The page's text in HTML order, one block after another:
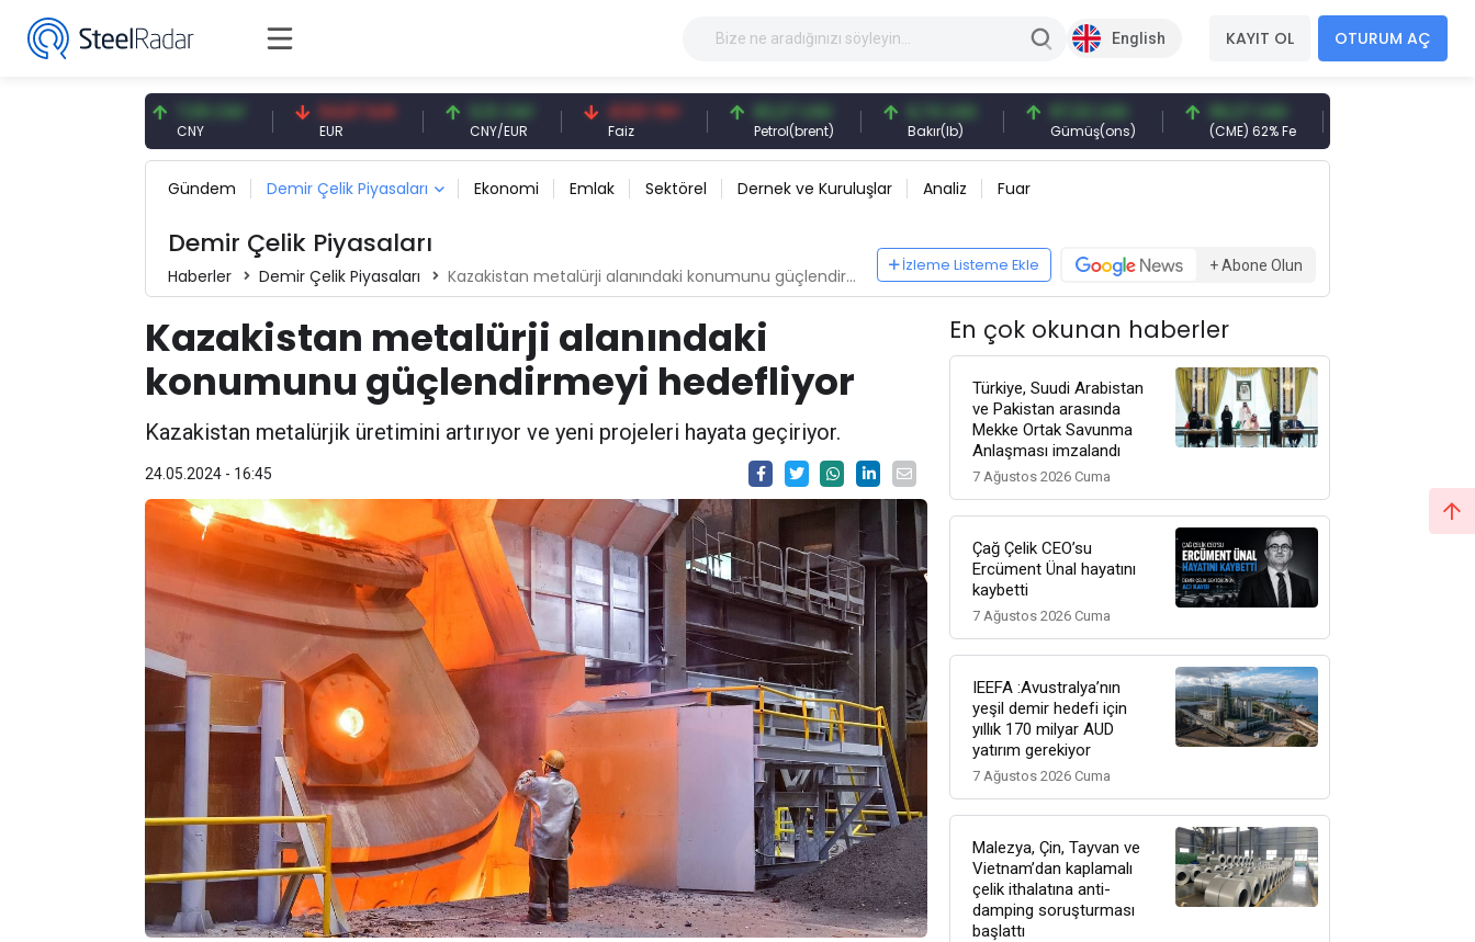
English KAYIT OL OTURUM AÇ
7,09 CNY 54,87 EUR
EUR
0,13 CNY
CNY/EUR
41,53 TRY
Faiz
83,27 USD
Petrol(brent)
6,74 USD
Bakır(lb)
97,32 USD
Gümüş(ons)
96,27 USD
(CME) 62% Fe
377,25 USD
Gemi Söküm
Gündem Demir Çelik Piyasaları Ekonomi Emlak Sektörel Dernek ve Kuruluşlar Analiz Fuar
Demir Çelik Piyasaları
Haberler Demir Çelik Piyasaları Kazakistan metalürji alanındaki konumunu güçlendirmeyi hedefliyor
İzleme Listeme Ekle + Abone Olun
Kazakistan metalürji alanındaki
konumunu güçlendirmeyi hedefliyor
Kazakistan metalürjik üretimini artırıyor ve yeni projeleri hayata geçiriyor.
24.05.2024 - 16:45
En çok okunan haberler
Türkiye, Suudi Arabistan
ve Pakistan arasında
Mekke Ortak Savunma
Anlaşması imzalandı
7 Ağustos 2026 Cuma
Çağ Çelik CEO’su
Ercüment Ünal hayatını
kaybetti
7 Ağustos 2026 Cuma
IEEFA :Avustralya’nın
yeşil demir hedefi için
yıllık 170 milyar AUD
yatırım gerekiyor
7 Ağustos 2026 Cuma
Malezya, Çin, Tayvan ve
Vietnam’dan kaplamalı
çelik ithalatına anti-
damping soruşturması
başlattı